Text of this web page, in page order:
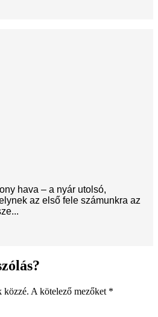
hava – a nyár utolsó,
az első fele számunkra az
közzé. A kötelező mezőket *